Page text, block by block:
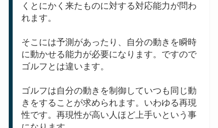
くとにかく来たものに対する対応能力が問わ
れます。
そこには予測があったり、自分の動きを瞬時
に動かせる能力が必要になります。ですので
ゴルフとは違います。
ゴルフは自分の動きを制御していつも同じ動
きをすることが求められます。いわゆる再現
性です。再現性が高い人ほど上手いという事